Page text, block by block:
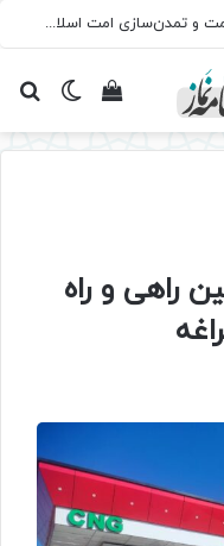
سروده‌ «اربعین»؛ روایت حماسه، استقامت و تمدن‌سازی امت اسلامی
تغییرمشاهده
راهی و راه